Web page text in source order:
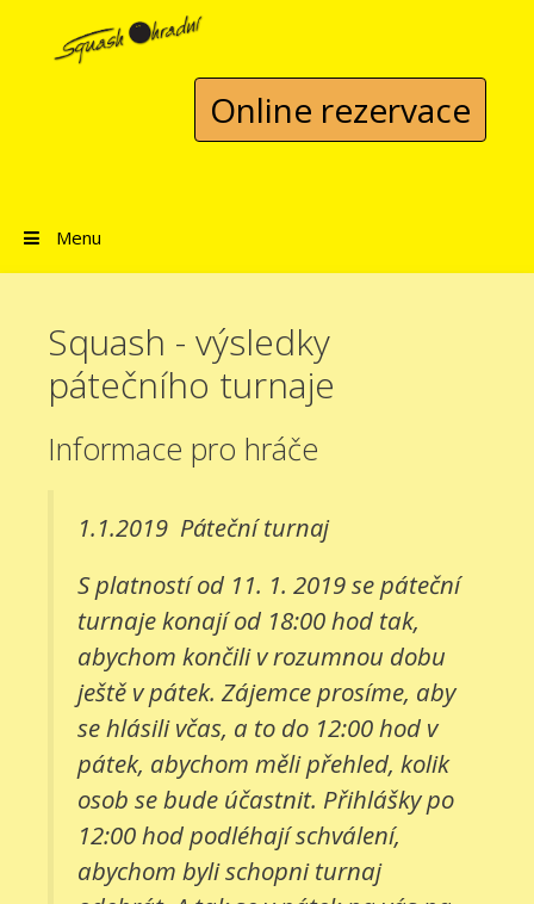
Přeskočit na obsah
Online rezervace
Menu
Squash - výsledky
pátečního turnaje
Informace pro hráče
1.1.2019 Páteční turnaj
S platností od 11. 1. 2019 se páteční
turnaje konají od 18:00 hod tak,
abychom končili v rozumnou dobu
ještě v pátek. Zájemce prosíme, aby
se hlásili včas, a to do 12:00 hod v
pátek, abychom měli přehled, kolik
osob se bude účastnit. Přihlášky po
12:00 hod podléhají schválení,
abychom byli schopni turnaj